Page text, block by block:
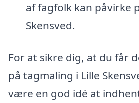
af fagfolk kan påvirke
Skensved.
For at sikre dig, at du får
på tagmaling i Lille
være en god idé at